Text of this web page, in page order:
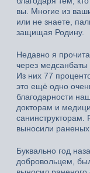
вы. Многие из
или не знаете,
защищая Родину.
Недавно я
через медсанбаты
Из них 77
это ещё одно
благодарности
докторам и
санинструкторам.
выносили
Буквально год
добровольцем,